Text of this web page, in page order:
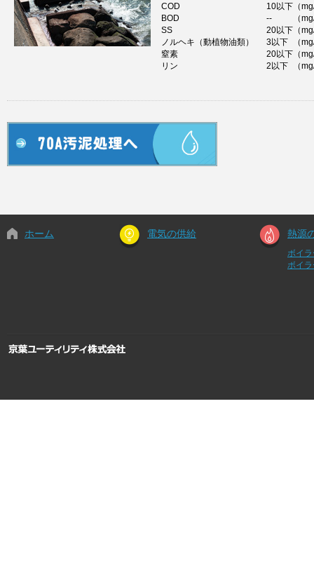
COD
10以下 （
BOD
--
（
SS
20以下 （
ノルヘキ（動植物油類）
3以下
（
窒素
20以下 （
リン
2以下 （
ホーム 電気の供給 熱源
ボイ
ボイ